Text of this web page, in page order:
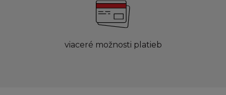
viaceré možnosti platieb